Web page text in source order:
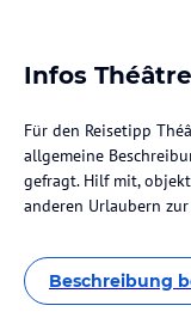
Infos
Für den Reisetipp
allgemeine
gefragt. Hilf mit,
anderen Urlaubern
Beschreibung